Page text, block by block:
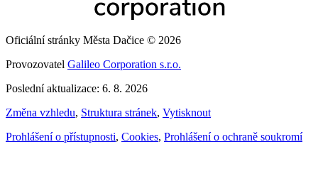
Oficiální stránky Města Dačice © 2026
Provozovatel Galileo Corporation s.r.o.
Poslední aktualizace: 6. 8. 2026
Změna vzhledu, Struktura stránek, Vytisknout
Prohlášení o přístupnosti, Cookies, Prohlášení o ochraně soukromí